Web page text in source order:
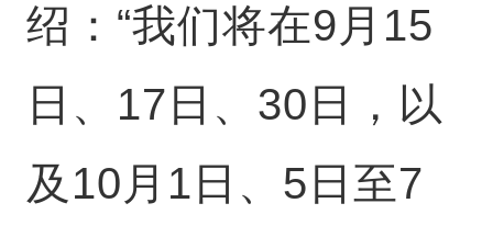
绍：“我们将在9月15
日、17日、30日，以
及10月1日、5日至7